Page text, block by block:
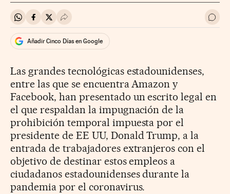
Compartir en Whatsapp
Compartir en Facebook
Compartir en Twitter
Desplegar Redes Sociales Ir a
Añadir Cinco Días en Google
Las grandes tecnológicas estadounidenses,
entre las que se encuentra Amazon y
Facebook, han presentado un escrito legal en
el que respaldan la impugnación de la
prohibición temporal impuesta por el
presidente de EE UU, Donald Trump, a la
entrada de trabajadores extranjeros con el
objetivo de destinar estos empleos a
ciudadanos estadounidenses durante la
pandemia por el coronavirus.